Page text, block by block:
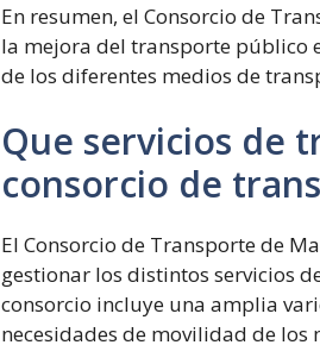
En resumen, el Consorcio de
la mejora del transporte público
de los diferentes medios de
Que servicios de
consorcio de
El Consorcio de Transporte de
gestionar los distintos servicios
consorcio incluye una amplia
necesidades de movilidad de los